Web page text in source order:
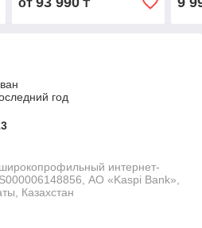
от ₸
год
интернет-
АО «Kaspi Bank»,
Казахстан